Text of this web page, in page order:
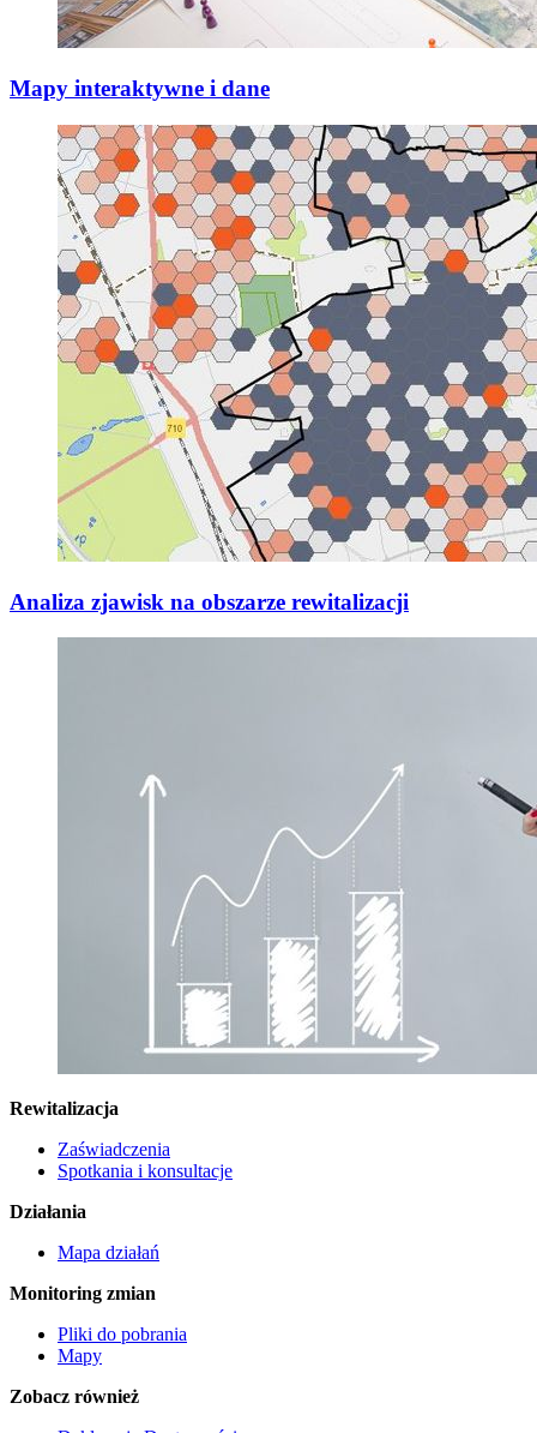
Mapy interaktywne i dane
Analiza zjawisk na obszarze rewitalizacji
Rewitalizacja
Zaświadczenia
Spotkania i konsultacje
Działania
Mapa działań
Monitoring zmian
Pliki do pobrania
Mapy
Zobacz również